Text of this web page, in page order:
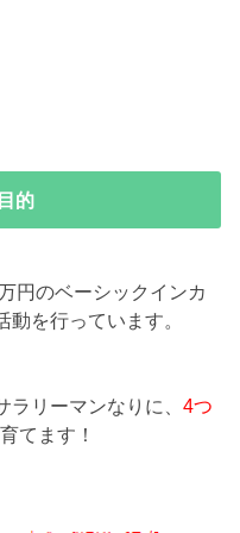
的
円のベーシックインカ
を行っています。
ラリーマンなりに、4つ
てます！